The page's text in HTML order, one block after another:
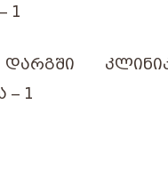
1
ᲓᲐᲠᲒᲨᲘ
– 1